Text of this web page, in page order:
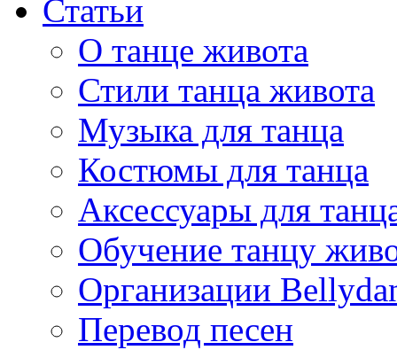
Статьи
О танце живота
Стили танца живота
Музыка для танца
Костюмы для танца
Аксессуары для
Обучение танцу
Организации
Перевод песен